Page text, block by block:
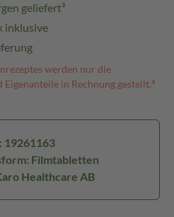
geliefert³
inklusive
werden nur die
in Rechnung gestellt.⁴
19261163
Filmtabletten
Healthcare AB